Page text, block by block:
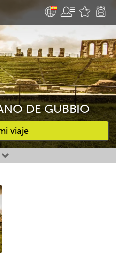
DE GUBBIO
viaje